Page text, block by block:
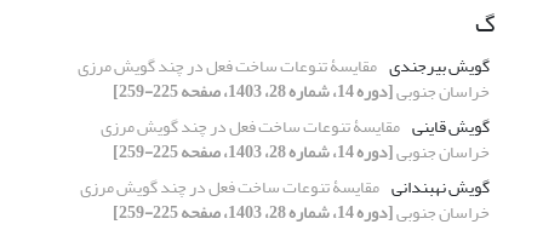
گ
گویش‌ بیرجندی مقایسۀ تنوعات ساخت فعل در چند گویش مرزی
خراسان جنوبی[دوره 14، شماره 28، 1403، صفحه 225-259]
گویش‌ قاینی مقایسۀ تنوعات ساخت فعل در چند گویش مرزی
خراسان جنوبی[دوره 14، شماره 28، 1403، صفحه 225-259]
گویش‌ نهبندانی مقایسۀ تنوعات ساخت فعل در چند گویش مرزی
خراسان جنوبی[دوره 14، شماره 28، 1403، صفحه 225-259]